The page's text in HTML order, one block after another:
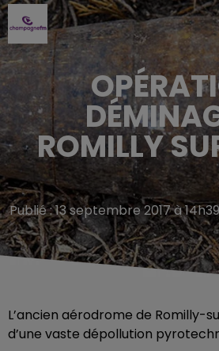
ROMILLY
Publié : 13 septembre 2017 à
L’ancien aérodrome de Romilly-
d’une vaste dépollution